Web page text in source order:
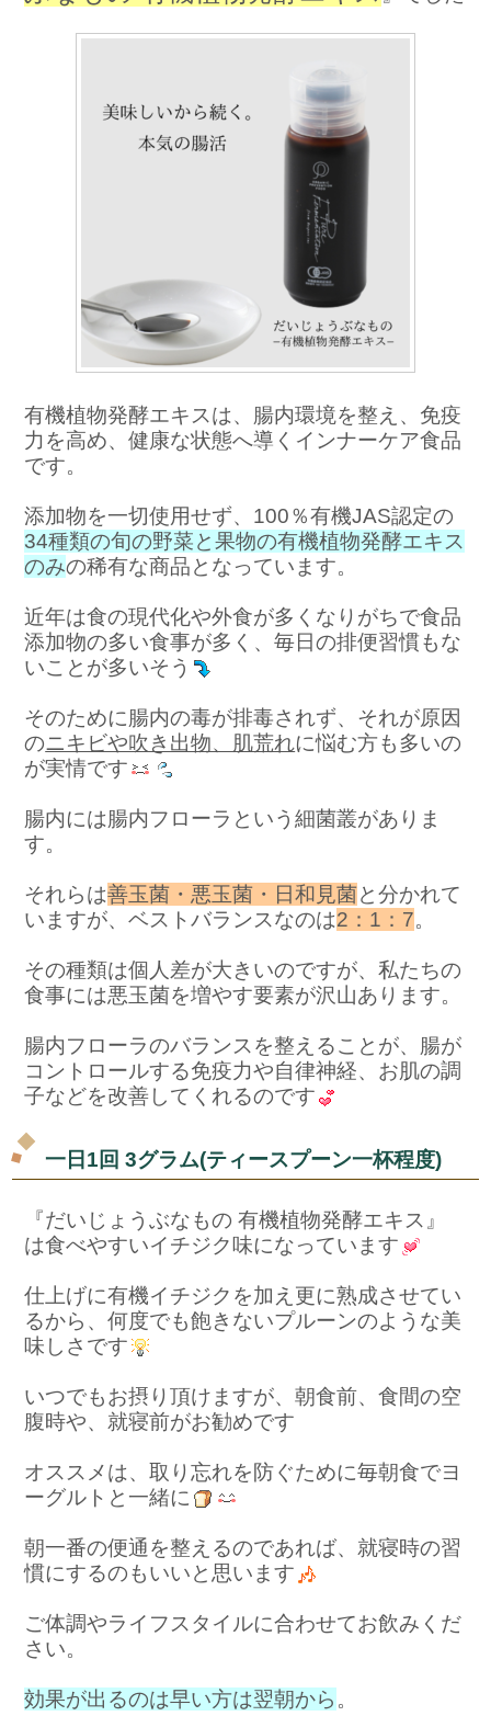
有機植物発酵エキスは、腸内環境を整え、免疫
力を高め、健康な状態へ導くインナーケア食品
です。
添加物を一切使用せず、100％有機JAS認定の
34種類の旬の野菜と果物の有機植物発酵エキス
のみの稀有な商品となっています。
近年は食の現代化や外食が多くなりがちで食品
添加物の多い食事が多く、毎日の排便習慣もな
いことが多いそう
そのために腸内の毒が排毒されず、それが原因
のニキビや吹き出物、肌荒れに悩む方も多いの
が実情です
腸内には腸内フローラという細菌叢がありま
す。
それらは善玉菌・悪玉菌・日和見菌と分かれて
いますが、ベストバランスなのは2：1：7。
その種類は個人差が大きいのですが、私たちの
食事には悪玉菌を増やす要素が沢山あります。
腸内フローラのバランスを整えることが、腸が
コントロールする免疫力や自律神経、お肌の調
子などを改善してくれるのです
一日1回 3グラム(ティースプーン一杯程度)
『だいじょうぶなもの 有機植物発酵エキス』
は食べやすいイチジク味になっています
仕上げに有機イチジクを加え更に熟成させてい
るから、何度でも飽きないプルーンのような美
味しさです
いつでもお摂り頂けますが、朝食前、食間の空
腹時や、就寝前がお勧めです
オススメは、取り忘れを防ぐために毎朝食でヨ
ーグルトと一緒に
朝一番の便通を整えるのであれば、就寝時の習
慣にするのもいいと思います
ご体調やライフスタイルに合わせてお飲みくだ
さい。
効果が出るのは早い方は翌朝から 。